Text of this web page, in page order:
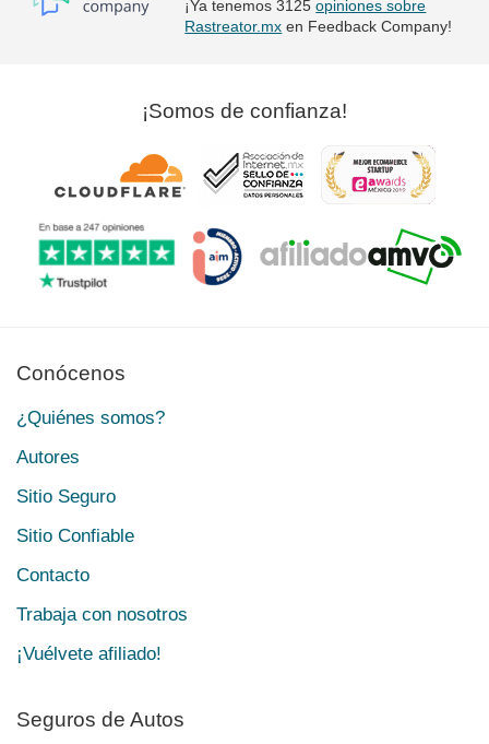
¡Ya tenemos 3125opiniones sobre
Rastreator.mx en Feedback Company!
¡Somos de confianza!
Conócenos
¿Quiénes somos?
Autores
Sitio Seguro
Sitio Confiable
Contacto
Trabaja con nosotros
¡Vuélvete afiliado!
Seguros de Autos